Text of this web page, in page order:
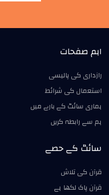
اہم صفحات
رازداری کی پالیسی
استعمال کی شرائط
ہماری سائٹ کے بارے میں
ہم سے رابطہ کریں
سائٹ کے حصے
قرآن کی تلاش
قرآن پاک لکھا ہے